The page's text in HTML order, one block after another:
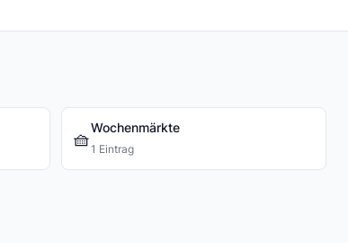
🧺
Wochenmärkte
1 Eintrag